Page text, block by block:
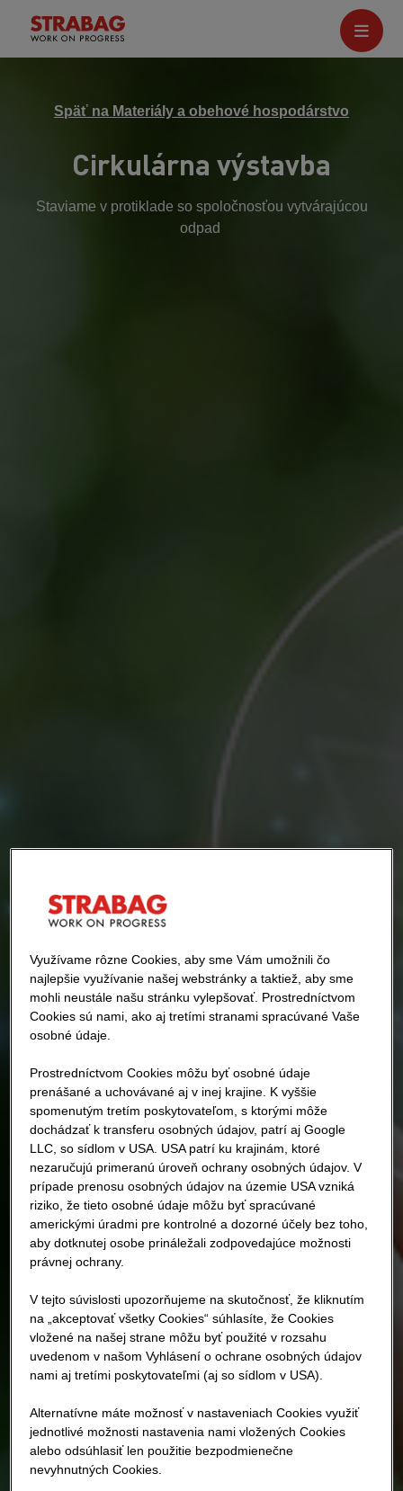
Späť na Materiály a obehové hospodárstvo
Cirkulárna výstavba
Staviame v protiklade so spoločnosťou vytvárajúcou
odpad
Využívame rôzne Cookies, aby sme Vám umožnili čo
najlepšie využívanie našej webstránky a taktiež, aby sme
mohli neustále našu stránku vylepšovať. Prostredníctvom
Cookies sú nami, ako aj tretími stranami spracúvané Vaše
osobné údaje.
Prostredníctvom Cookies môžu byť osobné údaje
prenášané a uchovávané aj v inej krajine. K vyššie
spomenutým tretím poskytovateľom, s ktorými môže
dochádzať k transferu osobných údajov, patrí aj Google
LLC, so sídlom v USA. USA patrí ku krajinám, ktoré
nezaručujú primeranú úroveň ochrany osobných údajov. V
prípade prenosu osobných údajov na územie USA vzniká
riziko, že tieto osobné údaje môžu byť spracúvané
americkými úradmi pre kontrolné a dozorné účely bez toho,
aby dotknutej osobe prináležali zodpovedajúce možnosti
právnej ochrany.
V tejto súvislosti upozorňujeme na skutočnosť, že kliknutím
na „akceptovať všetky Cookies“ súhlasíte, že Cookies
vložené na našej strane môžu byť použité v rozsahu
uvedenom v našom Vyhlásení o ochrane osobných údajov
nami aj tretími poskytovateľmi (aj so sídlom v USA).
Alternatívne máte možnosť v nastaveniach Cookies využiť
jednotlivé možnosti nastavenia nami vložených Cookies
alebo odsúhlasiť len použitie bezpodmienečne
nevyhnutných Cookies.